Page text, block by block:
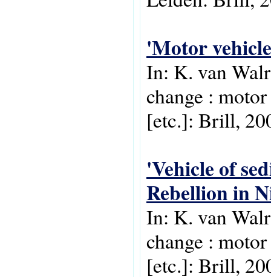
'Motor
In: K. van
change :
[etc.]: Brill,
'Vehicle of
Rebellion in
In: K. van
change :
[etc.]: Brill,